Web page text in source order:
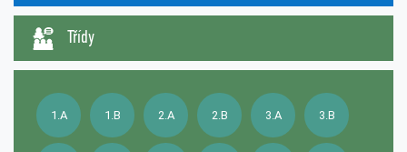
Třídy
1.A 1.B 2.A 2.B 3.A 3.B